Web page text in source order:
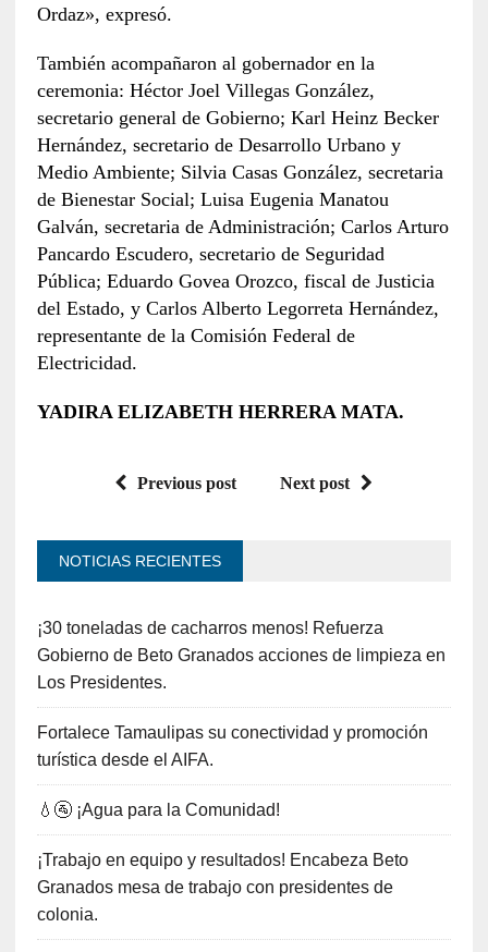
Ordaz», expresó.
También acompañaron al gobernador en la
ceremonia: Héctor Joel Villegas González,
secretario general de Gobierno; Karl Heinz Becker
Hernández, secretario de Desarrollo Urbano y
Medio Ambiente; Silvia Casas González, secretaria
de Bienestar Social; Luisa Eugenia Manatou
Galván, secretaria de Administración; Carlos Arturo
Pancardo Escudero, secretario de Seguridad
Pública; Eduardo Govea Orozco, fiscal de Justicia
del Estado, y Carlos Alberto Legorreta Hernández,
representante de la Comisión Federal de
Electricidad.
YADIRA ELIZABETH HERRERA MATA.
Previous post Next post
NOTICIAS RECIENTES
¡30 toneladas de cacharros menos! Refuerza
Gobierno de Beto Granados acciones de limpieza en
Los Presidentes.
Fortalece Tamaulipas su conectividad y promoción
turística desde el AIFA.
💧🚰 ¡Agua para la Comunidad!
¡Trabajo en equipo y resultados! Encabeza Beto
Granados mesa de trabajo con presidentes de
colonia.